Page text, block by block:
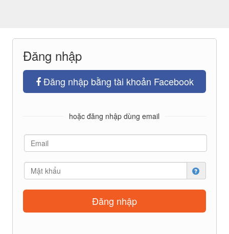
Đăng nhập
Đăng nhập bằng tài khoản Facebook
hoặc đăng nhập dùng email